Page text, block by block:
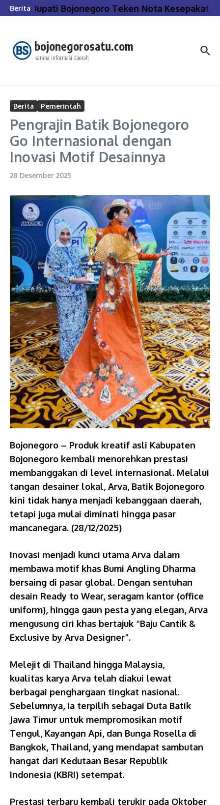
Lewati ke konten
BeritaBupati Bojonegoro Teken Nota Kesepakatan
bojonegorosatu.com
sarana informasi daerah
Berita Pemerintah
Pengrajin Batik Bojonegoro
Go Internasional dengan
Inovasi Motif Desainnya
28 Desember 2025
Bojonegoro – Produk kreatif asli Kabupaten
Bojonegoro kembali menorehkan prestasi
membanggakan di level internasional. Melalui
tangan desainer lokal, Arva, Batik Bojonegoro
kini tidak hanya menjadi kebanggaan daerah,
tetapi juga mulai diminati hingga pasar
mancanegara. (28/12/2025)
Inovasi menjadi kunci utama Arva dalam
membawa motif khas Bumi Angling Dharma
bersaing di pasar global. Dengan sentuhan
desain Ready to Wear, seragam kantor (office
uniform), hingga gaun pesta yang elegan, Arva
mengusung ciri khas bertajuk “Baju Cantik &
Exclusive by Arva Designer”.
Melejit di Thailand hingga Malaysia,
kualitas karya Arva telah diakui lewat
berbagai penghargaan tingkat nasional.
Sebelumnya, ia terpilih sebagai Duta Batik
Jawa Timur untuk mempromosikan motif
Tengul, Kayangan Api, dan Bunga Rosella di
Bangkok, Thailand, yang mendapat sambutan
hangat dari Kedutaan Besar Republik
Indonesia (KBRI) setempat.
Prestasi terbaru kembali terukir pada Oktober